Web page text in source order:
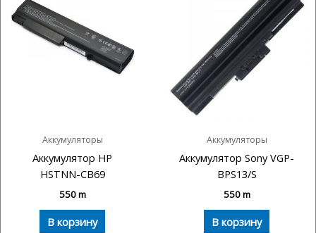
Аккумуляторы
Аккумулятор HP
HSTNN-CB69
550m
В корзину
Аккумуляторы
Аккумулятор Sony VGP-
BPS13/S
550m
В корзину